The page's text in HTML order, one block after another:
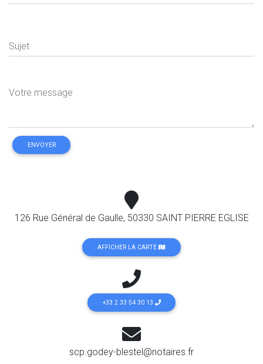
Sujet
Votre message
ENVOYER
126 Rue Général de Gaulle, 50330 SAINT PIERRE EGLISE
AFFICHER LA CARTE
+33 2 33 54 30 13
scp.godey-blestel@notaires.fr